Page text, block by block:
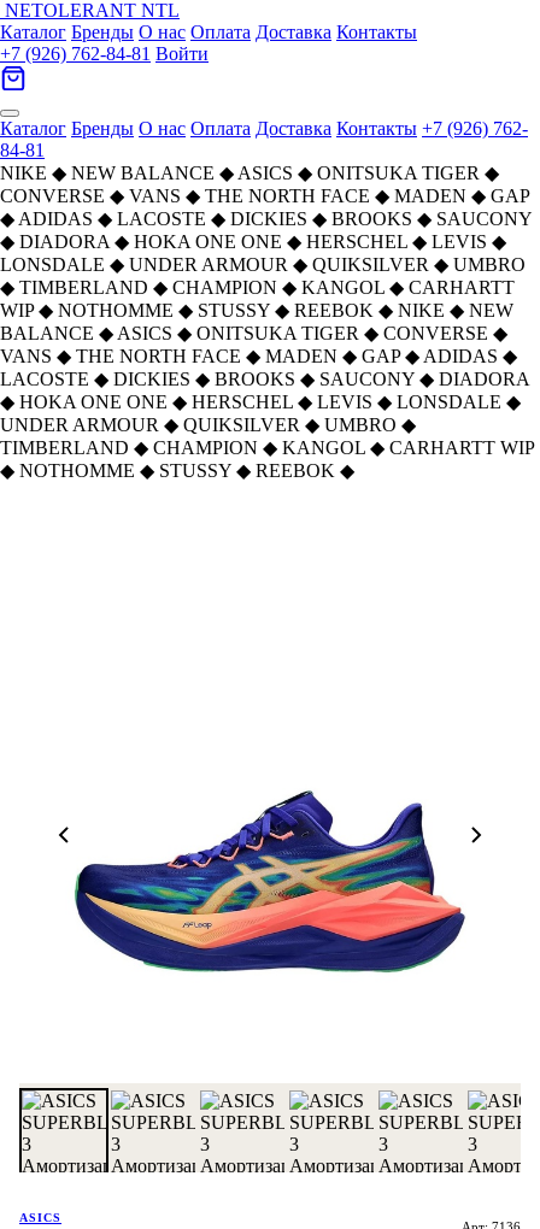
NETOLERANT NTL
Каталог Бренды О нас Оплата Доставка Контакты
+7 (926) 762-84-81 Войти
Каталог Бренды О нас Оплата Доставка Контакты +7 (926) 762-
84-81
NIKE ◆ NEW BALANCE ◆ ASICS ◆ ONITSUKA TIGER ◆
CONVERSE ◆ VANS ◆ THE NORTH FACE ◆ MADEN ◆ GAP
◆ ADIDAS ◆ LACOSTE ◆ DICKIES ◆ BROOKS ◆ SAUCONY
◆ DIADORA ◆ HOKA ONE ONE ◆ HERSCHEL ◆ LEVIS ◆
LONSDALE ◆ UNDER ARMOUR ◆ QUIKSILVER ◆ UMBRO
◆ TIMBERLAND ◆ CHAMPION ◆ KANGOL ◆ CARHARTT
WIP ◆ NOTHOMME ◆ STUSSY ◆ REEBOK ◆ NIKE ◆ NEW
BALANCE ◆ ASICS ◆ ONITSUKA TIGER ◆ CONVERSE ◆
VANS ◆ THE NORTH FACE ◆ MADEN ◆ GAP ◆ ADIDAS ◆
LACOSTE ◆ DICKIES ◆ BROOKS ◆ SAUCONY ◆ DIADORA
◆ HOKA ONE ONE ◆ HERSCHEL ◆ LEVIS ◆ LONSDALE ◆
UNDER ARMOUR ◆ QUIKSILVER ◆ UMBRO ◆
TIMBERLAND ◆ CHAMPION ◆ KANGOL ◆ CARHARTT WIP
◆ NOTHOMME ◆ STUSSY ◆ REEBOK ◆
ASICS
Арт: 7136